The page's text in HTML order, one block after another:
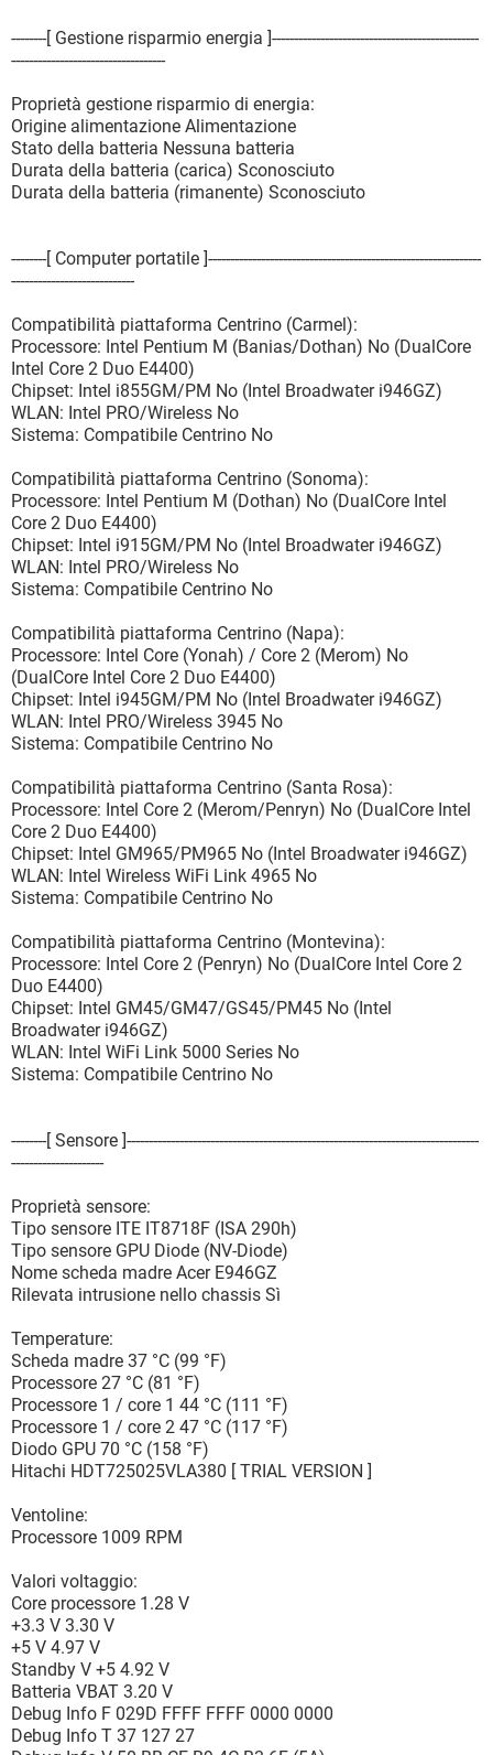
--------[ Gestione risparmio energia ]-----------------------------------------------
-----------------------------------
Proprietà gestione risparmio di energia:
Origine alimentazione Alimentazione
Stato della batteria Nessuna batteria
Durata della batteria (carica) Sconosciuto
Durata della batteria (rimanente) Sconosciuto
--------[ Computer portatile ]--------------------------------------------------------------
----------------------------
Compatibilità piattaforma Centrino (Carmel):
Processore: Intel Pentium M (Banias/Dothan) No (DualCore
Intel Core 2 Duo E4400)
Chipset: Intel i855GM/PM No (Intel Broadwater i946GZ)
WLAN: Intel PRO/Wireless No
Sistema: Compatibile Centrino No
Compatibilità piattaforma Centrino (Sonoma):
Processore: Intel Pentium M (Dothan) No (DualCore Intel
Core 2 Duo E4400)
Chipset: Intel i915GM/PM No (Intel Broadwater i946GZ)
WLAN: Intel PRO/Wireless No
Sistema: Compatibile Centrino No
Compatibilità piattaforma Centrino (Napa):
Processore: Intel Core (Yonah) / Core 2 (Merom) No
(DualCore Intel Core 2 Duo E4400)
Chipset: Intel i945GM/PM No (Intel Broadwater i946GZ)
WLAN: Intel PRO/Wireless 3945 No
Sistema: Compatibile Centrino No
Compatibilità piattaforma Centrino (Santa Rosa):
Processore: Intel Core 2 (Merom/Penryn) No (DualCore Intel
Core 2 Duo E4400)
Chipset: Intel GM965/PM965 No (Intel Broadwater i946GZ)
WLAN: Intel Wireless WiFi Link 4965 No
Sistema: Compatibile Centrino No
Compatibilità piattaforma Centrino (Montevina):
Processore: Intel Core 2 (Penryn) No (DualCore Intel Core 2
Duo E4400)
Chipset: Intel GM45/GM47/GS45/PM45 No (Intel
Broadwater i946GZ)
WLAN: Intel WiFi Link 5000 Series No
Sistema: Compatibile Centrino No
--------[ Sensore ]--------------------------------------------------------------------------------
---------------------
Proprietà sensore:
Tipo sensore ITE IT8718F (ISA 290h)
Tipo sensore GPU Diode (NV-Diode)
Nome scheda madre Acer E946GZ
Rilevata intrusione nello chassis Sì
Temperature:
Scheda madre 37 °C (99 °F)
Processore 27 °C (81 °F)
Processore 1 / core 1 44 °C (111 °F)
Processore 1 / core 2 47 °C (117 °F)
Diodo GPU 70 °C (158 °F)
Hitachi HDT725025VLA380 [ TRIAL VERSION ]
Ventoline:
Processore 1009 RPM
Valori voltaggio:
Core processore 1.28 V
+3.3 V 3.30 V
+5 V 4.97 V
Standby V +5 4.92 V
Batteria VBAT 3.20 V
Debug Info F 029D FFFF FFFF 0000 0000
Debug Info T 37 127 27